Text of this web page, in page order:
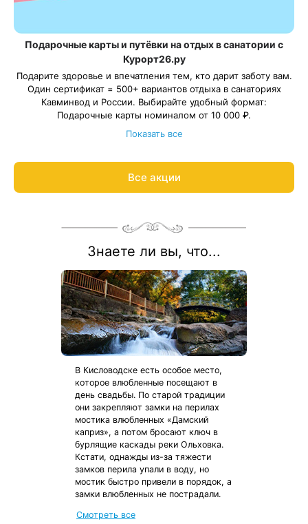
Подарочные карты и путёвки на отдых в санатории с
Курорт26.ру
Подарите здоровье и впечатления тем, кто дарит заботу вам.
Один сертификат = 500+ вариантов отдыха в санаториях
Кавминвод и России. Выбирайте удобный формат:
Подарочные карты номиналом от 10 000 ₽.
Подарочные путёвки в санаторий на выбранные даты.
С теплом и заботой организуем отдых в санатории для ваших
Подробнее о подарочных картах и путёвках
Показать все
Все акции
Знаете ли вы, что...
В Кисловодске есть особое место,
которое влюбленные посещают в
день свадьбы. По старой традиции
они закрепляют замки на перилах
мостика влюбленных «Дамский
каприз», а потом бросают ключ в
бурлящие каскады реки Ольховка.
Кстати, однажды из-за тяжести
замков перила упали в воду, но
мостик быстро привели в порядок, а
замки влюбленных не пострадали.
Смотреть все